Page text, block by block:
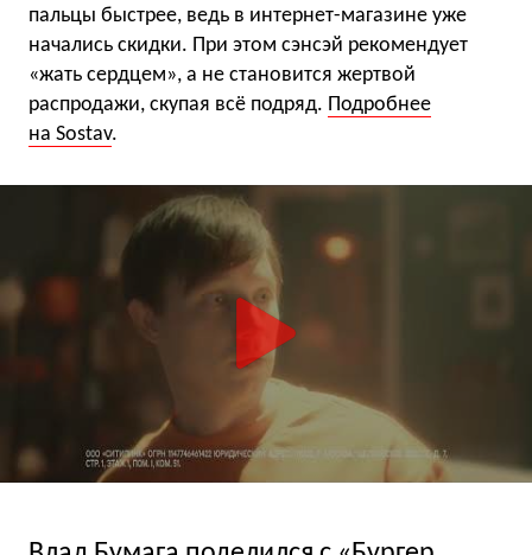
пальцы быстрее, ведь в интернет-магазине уже
начались скидки. При этом сэнсэй рекомендует
«жать сердцем», а не становится жертвой
распродажи, скупая всё подряд. Подробнее
на Sostav.